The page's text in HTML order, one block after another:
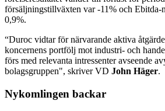
försäljningstillväxten var -11% och
0,9%.
“Duroc vidtar för närvarande aktiva
koncernens portfölj mot industri- och
förs med relevanta intressenter avseende
bolagsgruppen", skriver VD John Häger.
Nykomlingen backar